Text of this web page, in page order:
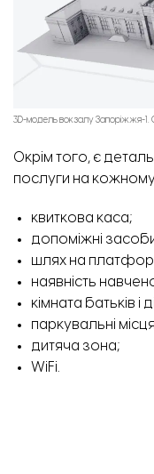
3D-модель вокзалу Запоріжжя-1.
Окрім того, є
послуги на
квиткова каса;
допоміжні
шлях на
наявність
кімната батьків і
паркувальні
дитяча зона;
WiFi.